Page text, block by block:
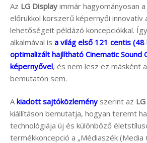
Az LG Display immár hagyományosan a
előrukkol korszerű képernyői innovatív
lehetőségeit példázó koncepciókkal.
alkalmával is a világ első 121 centis
optimalizált hajlítható Cinematic Sound
képernyővel, és nem lesz ez másként
bemutatón sem.
Akiadott sajtóközleményszerint az
kiállításon bemutatja, hogyan teremt
technológiája új és különböző
termékkoncepció a „Médiaszék (Media